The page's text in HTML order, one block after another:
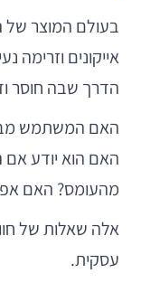
הדרך שבה חוסר
האם המשתמש
האם הוא יודע
מהעומס? האם
אלה שאלות של
עסקית.